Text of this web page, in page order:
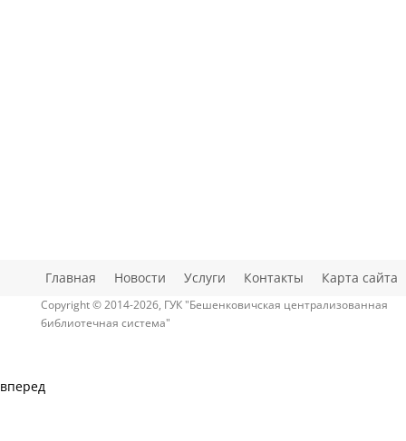
Главная Новости Услуги Контакты Карта сайта
Copyright © 2014-2026, ГУК "Бешенковичская централизованная
библиотечная система"
вперед